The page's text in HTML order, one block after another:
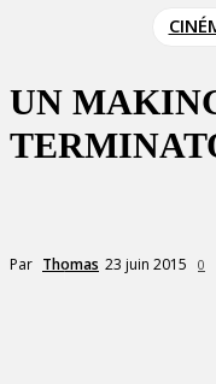
UN
Par Thomas 23 juin 2015 0